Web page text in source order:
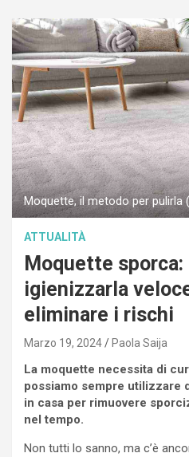
Moquette, il metodo per pulirla
ATTUALITÀ
Moquette sporca:
igienizzarla
eliminare i rischi
Marzo 19, 2024 Paola Saija
La moquette necessita di
possiamo sempre utilizzare
in casa per rimuovere
nel tempo.
Non tutti lo sanno, ma c’è